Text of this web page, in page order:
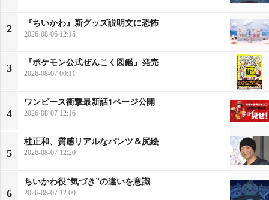
2
『ちいかわ』新グッズ説明文に恐怖
2026-08-06 12:15
3
『ポケモン公式ぜんこく図鑑』発売
2026-08-07 00:11
4
ワンピース衝撃最新話1ページ公開
2026-08-07 12:16
5
桂正和、質感リアルなパンツ＆尻絵
2026-08-07 12:20
6
ちいかわ役“気づき”の違いを意識
2026-08-07 12:00